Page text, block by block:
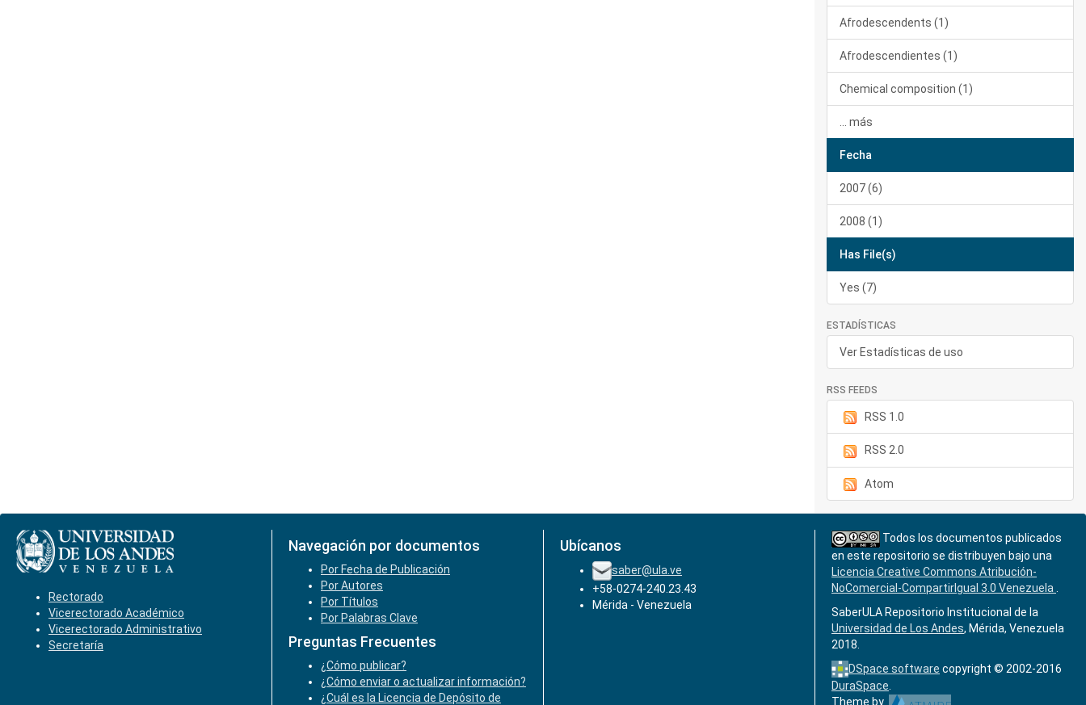
Afrodescendents (1)
Afrodescendientes (1)
Chemical composition (1)
... más
Fecha
2007 (6)
2008 (1)
Has File(s)
Yes (7)
ESTADÍSTICAS
Ver Estadísticas de uso
RSS FEEDS
RSS 1.0
RSS 2.0
Atom
Rectorado
Vicerectorado Académico
Vicerectorado Administrativo
Secretaría
Navegación por documentos
Por Fecha de Publicación
Por Autores
Por Títulos
Por Palabras Clave
Preguntas Frecuentes
¿Cómo publicar?
¿Cómo enviar o actualizar información?
¿Cuál es la Licencia de Depósito de
Ubícanos
saber@ula.ve
+58-0274-240.23.43
Mérida - Venezuela
Todos los documentos publicados
en este repositorio se distribuyen bajo una
Licencia Creative Commons Atribución-
NoComercial-CompartirIgual 3.0 Venezuela
SaberULA Repositorio Institucional de la
Universidad de Los Andes, Mérida, Venezuela
2018.
DSpace software copyright © 2002-2016
DuraSpace.
Theme by